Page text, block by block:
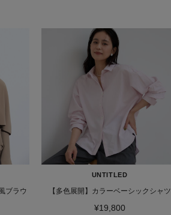
ブラウ
UNTITLED
【多色展開】カラーベーシックシャツ
¥19,800